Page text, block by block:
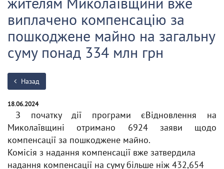
виплачено компенсацію за
пошкоджене майно на загальну
суму понад 334 млн грн
Назад
18.06.2024
З початку дії програми єВідновлення на
Миколаївщині отримано 6924 заяви щодо
компенсації за пошкоджене майно.
Комісія з надання компенсації вже затвердила
надання компенсації на суму більше ніж 432,654